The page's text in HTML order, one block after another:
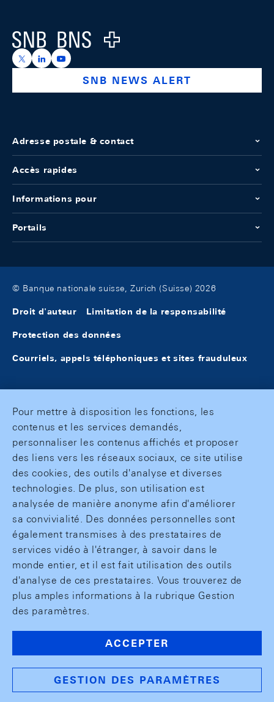
Logo
https://x.com/snb_bns
https://ch.linkedin.com/company/swiss-national-
https://www.youtube.com/@swissnationalbank
SNB NEWS ALERT
Adresse postale & contact
Accès rapides
Informations pour
Portails
© Banque nationale suisse, Zurich (Suisse) 2026
Droit d'auteur Limitation de la responsabilité
Protection des données
Courriels, appels téléphoniques et sites frauduleux
Pour mettre à disposition les fonctions, les
contenus et les services demandés,
personnaliser les contenus affichés et proposer
des liens vers les réseaux sociaux, ce site utilise
des cookies, des outils d'analyse et diverses
technologies. De plus, son utilisation est
analysée de manière anonyme afin d'améliorer
sa convivialité. Des données personnelles sont
également transmises à des prestataires de
services vidéo à l'étranger, à savoir dans le
monde entier, et il est fait utilisation des outils
d'analyse de ces prestataires. Vous trouverez de
plus amples informations à la rubrique Gestion
des paramètres.
ACCEPTER
GESTION DES PARAMÈTRES